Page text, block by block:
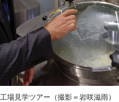
場見学ツアー（撮影＝岩咲滋雨）